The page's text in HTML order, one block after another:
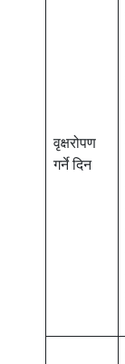
वृक्षरोपण
गर्ने दिन